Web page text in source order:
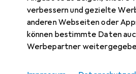
verbessern und gezielte
anderen Webseiten oder
können bestimmte Daten
Werbepartner